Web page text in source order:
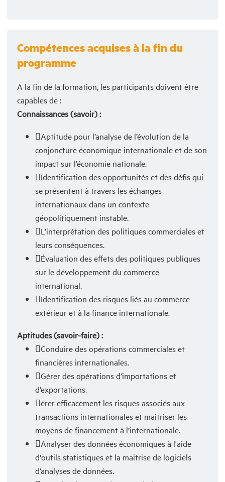
Compétences acquises à la fin du
programme
A la fin de la formation, les participants doivent être
capables de :
Connaissances (savoir) :
Aptitude pour l’analyse de l’évolution de la
conjoncture économique internationale et de son
impact sur l’économie nationale.
Identification des opportunités et des défis qui
se présentent à travers les échanges
internationaux dans un contexte
géopolitiquement instable.
L’interprétation des politiques commerciales et
leurs conséquences.
Évaluation des effets des politiques publiques
sur le développement du commerce
international.
Identification des risques liés au commerce
extérieur et à la finance internationale.
Aptitudes (savoir-faire) :
Conduire des opérations commerciales et
financières internationales.
Gérer des opérations d’importations et
d’exportations.
érer efficacement les risques associés aux
transactions internationales et maitriser les
moyens de financement à l’internationale.
Analyser des données économiques à l'aide
d'outils statistiques et la maitrise de logiciels
d’analyses de données.